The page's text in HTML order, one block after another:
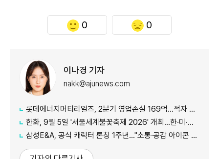
0 0
이나경 기자
nakk@ajunews.com
롯데에너지머티리얼즈, 2분기 영업손실 169억...적자 지속
한화, 9월 5일 '서울세계불꽃축제 2026' 개최...한·미·영 3개국 참가
삼성E&A, 공식 캐릭터 론칭 1주년…"소통·공감 아이콘 자리매김"